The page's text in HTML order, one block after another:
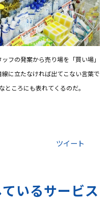
フの発案から売り場を「買い場」
に立たなければ出てこない言葉で
ころにも表れてくるのだ。
ツイート
いるサービス